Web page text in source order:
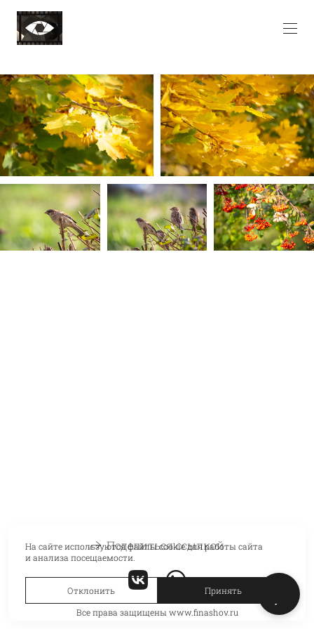
Поделиться ссылкой
Все права защищены www.finashov.ru
На сайте используются файлы cookie для работы сайта
и анализа посещаемости.
Отклонить Принять